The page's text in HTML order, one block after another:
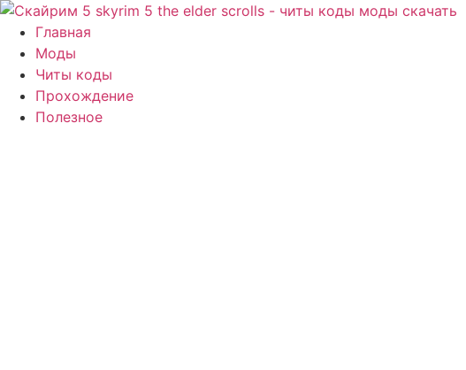
Перейти
содержимому
Главная
Моды
Читы коды
Прохождение
Полезное